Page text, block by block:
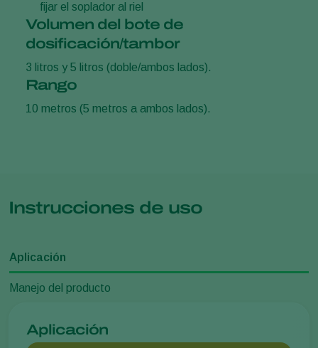
fijar el soplador al riel
Volumen del bote de
dosificación/tambor
3 litros y 5 litros (doble/ambos lados).
Rango
10 metros (5 metros a ambos lados).
Instrucciones de uso
Aplicación
Manejo del producto
Aplicación